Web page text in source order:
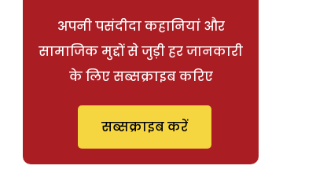
अपनी पसंदीदा कहानियां और
सामाजिक मुद्दों से जुड़ी हर जानकारी
के लिए सब्सक्राइब करिए
सब्सक्राइब करें